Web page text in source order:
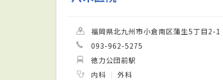
福岡県北九州市小倉南区蒲生5丁目2-1
093-962-5275
徳力公団前駅
内科
外科